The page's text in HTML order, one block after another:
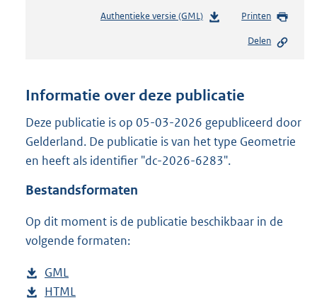
Authentieke versie (GML)b
n
s
r
o
e
Printen
Delen
Informatie over deze publicatie
Deze publicatie is op 05-03-2026 gepubliceerd door
Gelderland. De publicatie is van het type Geometrie
en heeft als identifier "dc-2026-6283".
Bestandsformaten
Op dit moment is de publicatie beschikbaar in de
volgende formaten:
D
o
GML
e
D
HTML